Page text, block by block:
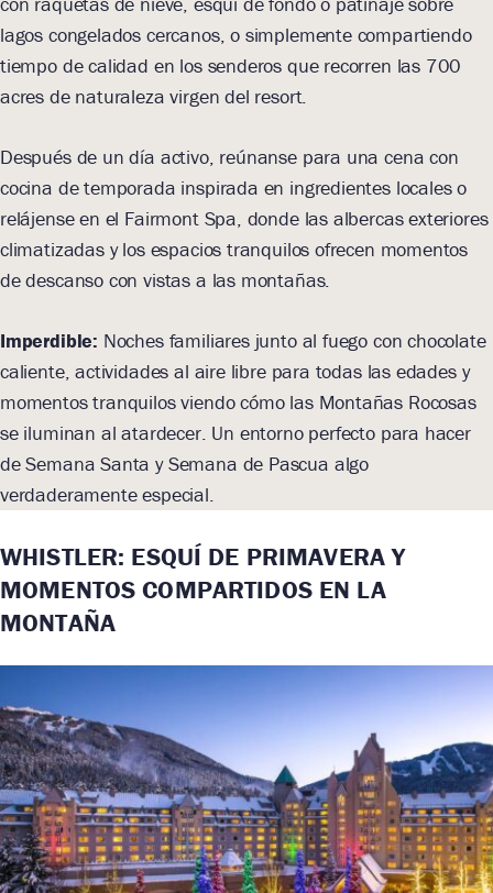
lagos congelados cercanos, o simplemente compartiendo
tiempo de calidad en los senderos que recorren las 700
acres de naturaleza virgen del resort.
Después de un día activo, reúnanse para una cena con
cocina de temporada inspirada en ingredientes locales o
relájense en el Fairmont Spa, donde las albercas exteriores
climatizadas y los espacios tranquilos ofrecen momentos
de descanso con vistas a las montañas.
Imperdible: Noches familiares junto al fuego con chocolate
caliente, actividades al aire libre para todas las edades y
momentos tranquilos viendo cómo las Montañas Rocosas
se iluminan al atardecer. Un entorno perfecto para hacer
de Semana Santa y Semana de Pascua algo
verdaderamente especial.
WHISTLER: ESQUÍ DE PRIMAVERA Y
MOMENTOS COMPARTIDOS EN LA
MONTAÑA